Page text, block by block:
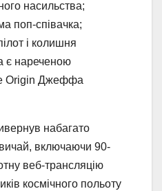
насильства;
поп-співачка;
і колишня
є нареченою
Origin Джеффа
набагато
включаючи 90-
веб-трансляцію
космічного польоту